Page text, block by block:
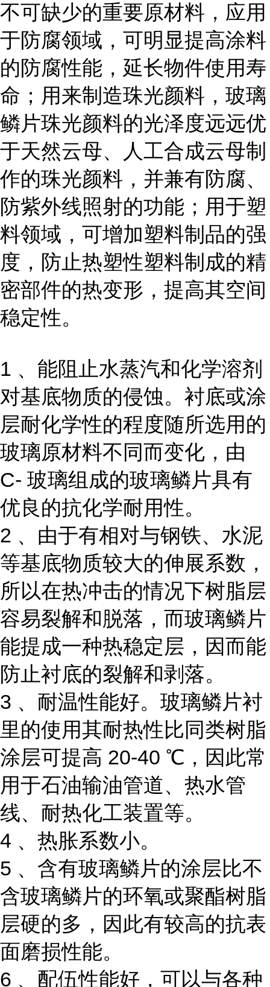
不可缺少的重要原材料，应用
于防腐领域，可明显提高涂料
的防腐性能，延长物件使用寿
命；用来制造珠光颜料，玻璃
鳞片珠光颜料的光泽度远远优
于天然云母、人工合成云母制
作的珠光颜料，并兼有防腐、
防紫外线照射的功能；用于塑
料领域，可增加塑料制品的强
度，防止热塑性塑料制成的精
密部件的热变形，提高其空间
稳定性。
1 、能阻止水蒸汽和化学溶剂
对基底物质的侵蚀。衬底或涂
层耐化学性的程度随所选用的
玻璃原材料不同而变化，由
C- 玻璃组成的玻璃鳞片具有
优良的抗化学耐用性。
2 、由于有相对与钢铁、水泥
等基底物质较大的伸展系数，
所以在热冲击的情况下树脂层
容易裂解和脱落，而玻璃鳞片
能提成一种热稳定层，因而能
防止衬底的裂解和剥落。
3 、耐温性能好。玻璃鳞片衬
里的使用其耐热性比同类树脂
涂层可提高 20-40 ℃，因此常
用于石油输油管道、热水管
线、耐热化工装置等。
4 、热胀系数小。
5 、含有玻璃鳞片的涂层比不
含玻璃鳞片的环氧或聚酯树脂
层硬的多，因此有较高的抗表
面磨损性能。
6 、配伍性能好，可以与各种